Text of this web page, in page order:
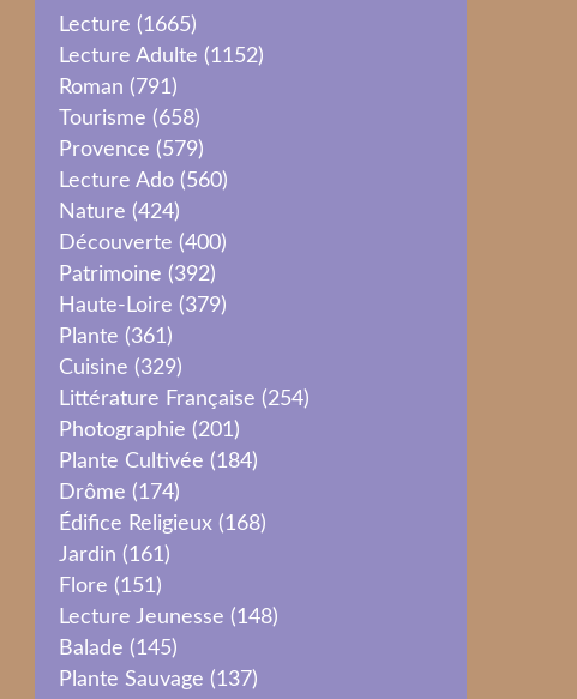
Lecture (1665)
Lecture Adulte (1152)
Roman (791)
Tourisme (658)
Provence (579)
Lecture Ado (560)
Nature (424)
Découverte (400)
Patrimoine (392)
Haute-Loire (379)
Plante (361)
Cuisine (329)
Littérature Française (254)
Photographie (201)
Plante Cultivée (184)
Drôme (174)
Édifice Religieux (168)
Jardin (161)
Flore (151)
Lecture Jeunesse (148)
Balade (145)
Plante Sauvage (137)